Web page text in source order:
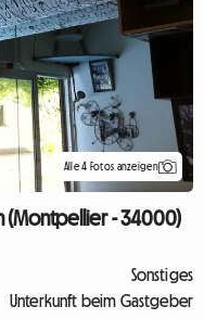
Alle 4 Fotos anzeigen
(Montpellier - 34000)
Sonstiges
Unterkunft beim Gastgeber